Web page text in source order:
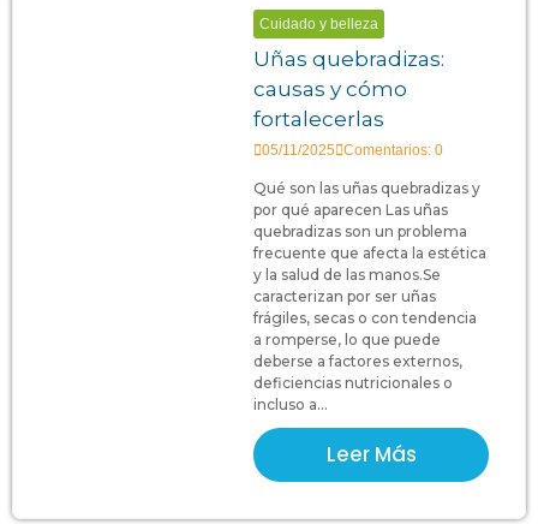
Cuidado y belleza
Uñas quebradizas:
causas y cómo
fortalecerlas
05/11/2025 Comentarios: 0
Qué son las uñas quebradizas y
por qué aparecen Las uñas
quebradizas son un problema
frecuente que afecta la estética
y la salud de las manos.Se
caracterizan por ser uñas
frágiles, secas o con tendencia
a romperse, lo que puede
deberse a factores externos,
deficiencias nutricionales o
incluso a...
Leer Más